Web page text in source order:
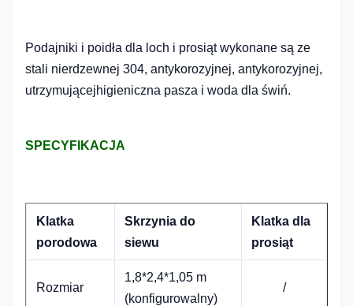
Podajniki i poidła dla loch i prosiąt wykonane są ze
stali nierdzewnej 304, antykorozyjnej, antykorozyjnej,
utrzymującejhigieniczna pasza i woda dla świń.
SPECYFIKACJA
Klatka
porodowa
Skrzynia do
siewu
Klatka dla
prosiąt
Rozmiar
1,8*2,4*1,05 m
(konfigurowalny)
/